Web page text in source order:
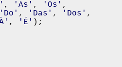
, 'As' , 'Os' ,
'Do' , 'Das' , 'Dos' ,
, 'É'